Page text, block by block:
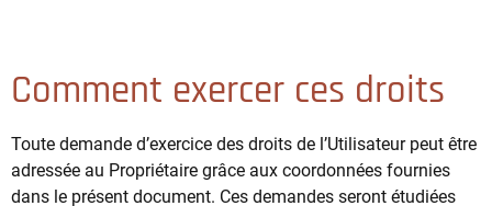
Comment exercer ces droits
Toute demande d’exercice des droits de l’Utilisateur peut être
adressée au Propriétaire grâce aux coordonnées fournies
dans le présent document. Ces demandes seront étudiées